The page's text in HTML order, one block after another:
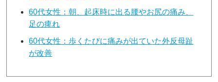
60代女性：朝、起床時に出る腰やお尻の痛み、
足の痺れ
60代女性：歩くたびに痛みが出ていた外反母趾
が改善